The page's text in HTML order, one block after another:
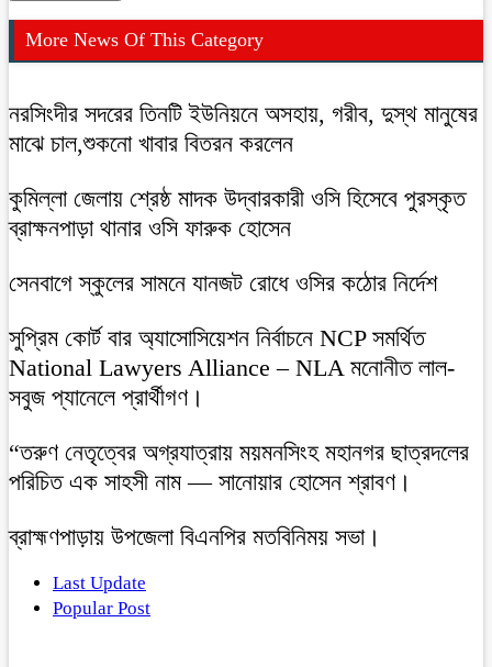
More News Of This Category
নরসিংদীর সদরের তিনটি ইউনিয়নে অসহায়, গরীব, দুস্থ মানুষের
মাঝে চাল,শুকনো খাবার বিতরন করলেন
কুমিল্লা জেলায় শ্রেষ্ঠ মাদক উদ্বারকারী ওসি হিসেবে পুরস্কৃত
ব্রাক্ষনপাড়া থানার ওসি ফারুক হোসেন
সেনবাগে স্কুলের সামনে যানজট রোধে ওসির কঠোর নির্দেশ
সুপ্রিম কোর্ট বার অ্যাসোসিয়েশন নির্বাচনে NCP সমর্থিত
National Lawyers Alliance – NLA মনোনীত লাল-
সবুজ প্যানেলে প্রার্থীগণ।
“তরুণ নেতৃত্বের অগ্রযাত্রায় ময়মনসিংহ মহানগর ছাত্রদলের
পরিচিত এক সাহসী নাম — সানোয়ার হোসেন শ্রাবণ।
ব্রাহ্মণপাড়ায় উপজেলা বিএনপির মতবিনিময় সভা।
Last Update
Popular Post